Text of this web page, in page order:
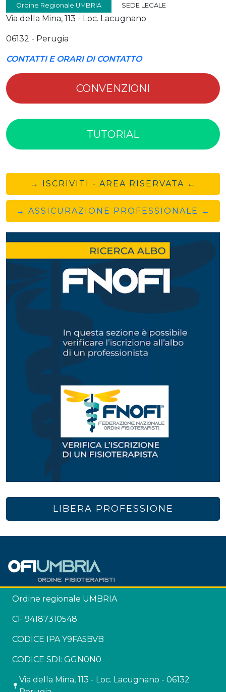
Ordine Regionale UMBRIA SEDE LEGALE
Via della Mina, 113 - Loc. Lacugnano
06132 - Perugia
CONTATTI E ORARI DI CONTATTO
CONVENZIONI
TUTORIAL
→ ISCRIVITI - AREA RISERVATA ←
→ ASSICURAZIONE PROFESSIONALE ←
LIBERA PROFESSIONE
Ordine regionale UMBRIA
CF 94187310548
CODICE IPA Y9FA5BVB
CODICE SDI: GGN0N0
Via della Mina, 113 - Loc. Lacugnano - 06132